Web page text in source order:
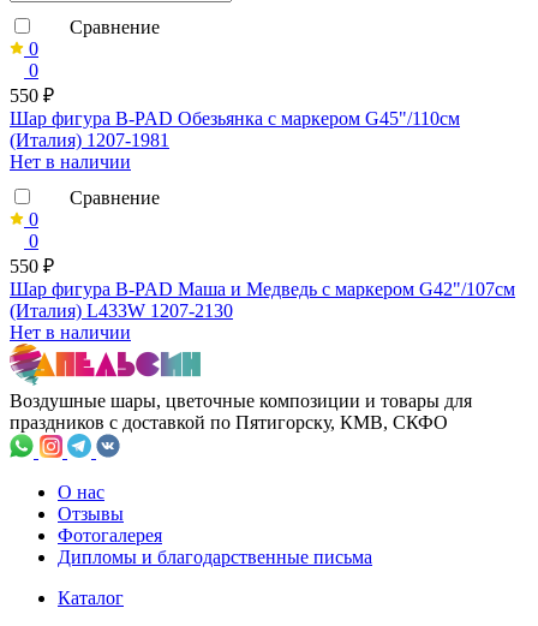
Сравнение
0
0
550 ₽
Шар фигура B-PAD Обезьянка с маркером G45"/110см
(Италия) 1207-1981
Нет в наличии
Сравнение
0
0
550 ₽
Шар фигура B-PAD Маша и Медведь с маркером G42"/107см
(Италия) L433W 1207-2130
Нет в наличии
Воздушные шары, цветочные композиции и товары для
праздников с доставкой по Пятигорску, КМВ, СКФО
О нас
Отзывы
Фотогалерея
Дипломы и благодарственные письма
Каталог